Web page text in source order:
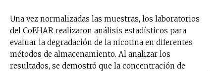
Una vez normalizadas las muestras, los laboratorios
del CoEHAR realizaron análisis estadísticos para
evaluar la degradación de la nicotina en diferentes
métodos de almacenamiento. Al analizar los
resultados, se demostró que la concentración de